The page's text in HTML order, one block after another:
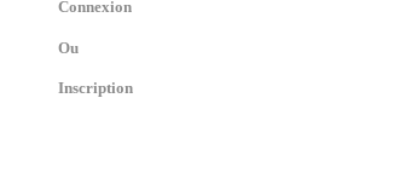
Connexion
Ou
Inscription